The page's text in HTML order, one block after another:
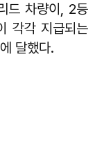
드 차량이, 2등
각각 지급되는
달했다.